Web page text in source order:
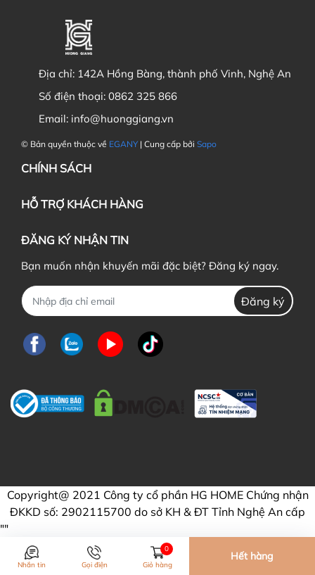
Địa chỉ: 142A Hồng Bàng, thành phố Vinh, Nghệ An
Số điện thoại: 0862 325 866
Email: info@huonggiang.vn
© Bản quyền thuộc về EGANY | Cung cấp bởi Sapo
CHÍNH SÁCH
HỖ TRỢ KHÁCH HÀNG
ĐĂNG KÝ NHẬN TIN
Bạn muốn nhận khuyến mãi đặc biệt? Đăng ký ngay.
Đăng ký
Copyright@ 2021 Công ty cổ phần HG HOME Chứng nhận
ĐKKD số: 2902115700 do sở KH & ĐT Tỉnh Nghệ An cấp
""
Nhắn tin Gọi điện
0
Giỏ hàng
Hết hàng